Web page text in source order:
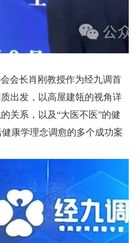
会长肖刚教授作为经九调首
出发，以高屋建瓴的视角详
关系，以及“大医不医”的健
康学理念调愈的多个成功案